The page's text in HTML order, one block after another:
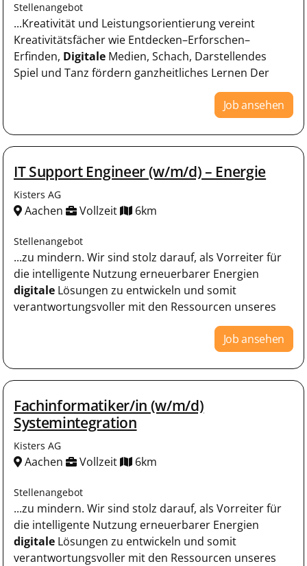
Stellenangebot
...Kreativität und Leistungsorientierung vereint
Kreativitätsfächer wie Entdecken–Erforschen–
Erfinden, Digitale Medien, Schach, Darstellendes
Spiel und Tanz fördern ganzheitliches Lernen Der
Job ansehen
IT Support Engineer (w/m/d) – Energie
Kisters AG
Aachen Vollzeit 6km
Stellenangebot
...zu mindern. Wir sind stolz darauf, als Vorreiter für
die intelligente Nutzung erneuerbarer Energien
digitale Lösungen zu entwickeln und somit
verantwortungsvoller mit den Ressourcen unseres
Job ansehen
Fachinformatiker/in (w/m/d)
Systemintegration
Kisters AG
Aachen Vollzeit 6km
Stellenangebot
...zu mindern. Wir sind stolz darauf, als Vorreiter für
die intelligente Nutzung erneuerbarer Energien
digitale Lösungen zu entwickeln und somit
verantwortungsvoller mit den Ressourcen unseres